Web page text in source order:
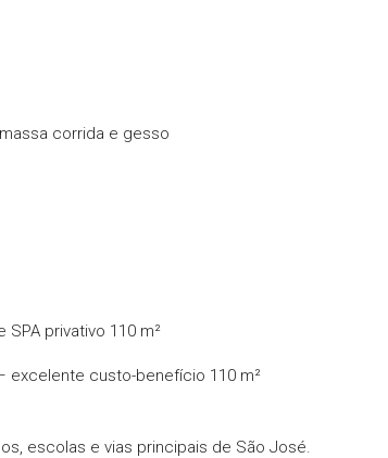
corrida e gesso
privativo 110 m²
excelente custo-benefício 110 m²
escolas e vias principais de São José.